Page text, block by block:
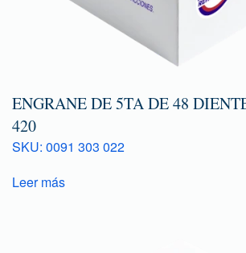
ENGRANE DE 5TA DE 48
420
SKU: 0091 303 022
Leer más